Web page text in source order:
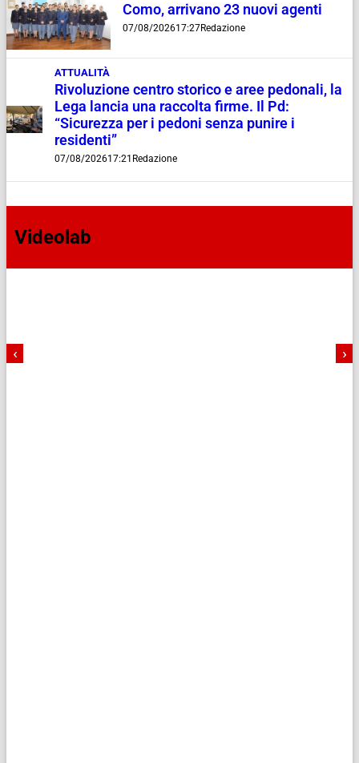
Como, arrivano 23 nuovi agenti
07/08/202617:27Redazione
ATTUALITÀ
Rivoluzione centro storico e aree pedonali, la
Lega lancia una raccolta firme. Il Pd:
“Sicurezza per i pedoni senza punire i
residenti”
07/08/202617:21 Redazione
Videolab
‹ ›